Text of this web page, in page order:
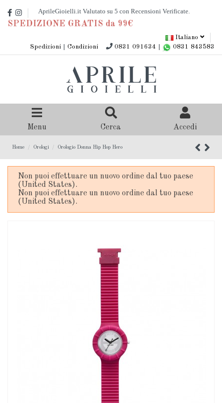
SPEDIZIONE GRATIS da 99€
Italiano
Spedizioni
Condizioni 0831 091634 0831 843583
Menu Cerca Accedi
Home Orologi Orologio Donna Hip Hop Hero
Non puoi effettuare un nuovo ordine dal tuo paese
(United States).
Non puoi effettuare un nuovo ordine dal tuo paese
(United States).